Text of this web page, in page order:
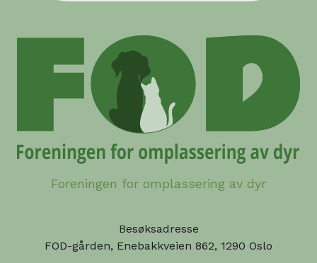
Foreningen for omplassering av dyr
Besøksadresse
FOD-gården, Enebakkveien 862, 1290 Oslo